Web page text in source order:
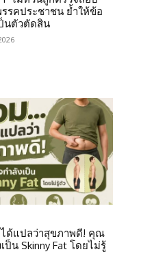
รคประชาชน ย้ำให้ข้อ
นตัวตัดสิน
ด้แปลว่าสุขภาพดี! คุณ
ป็น Skinny Fat โดยไม่รู้